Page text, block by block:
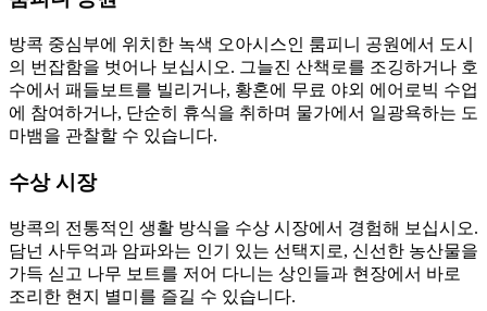
방콕 중심부에 위치한 녹색 오아시스인 룸피니 공원에서 도시
의 번잡함을 벗어나 보십시오. 그늘진 산책로를 조깅하거나 호
수에서 패들보트를 빌리거나, 황혼에 무료 야외 에어로빅 수업
에 참여하거나, 단순히 휴식을 취하며 물가에서 일광욕하는 도
마뱀을 관찰할 수 있습니다.
수상 시장
방콕의 전통적인 생활 방식을 수상 시장에서 경험해 보십시오.
담넌 사두억과 암파와는 인기 있는 선택지로, 신선한 농산물을
가득 싣고 나무 보트를 저어 다니는 상인들과 현장에서 바로
조리한 현지 별미를 즐길 수 있습니다.